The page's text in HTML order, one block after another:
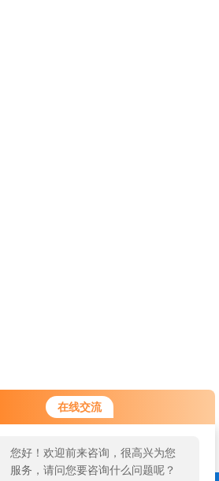
在线交流
您好！欢迎前来咨询，很高兴为您
服务，请问您要咨询什么问题呢？